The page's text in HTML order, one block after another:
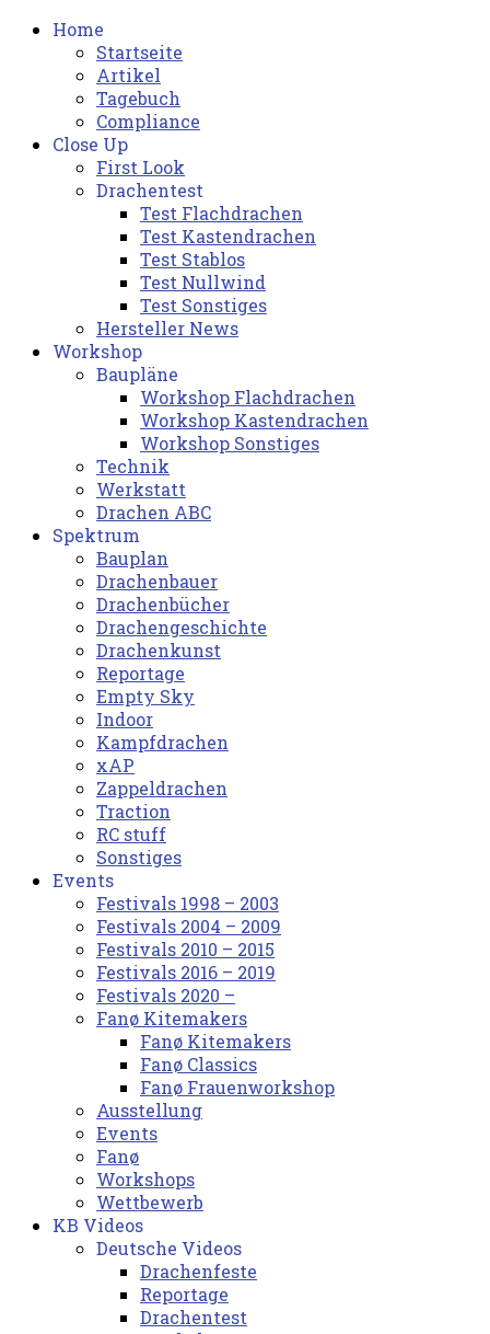
Home
Startseite
Artikel
Tagebuch
Compliance
Close Up
First Look
Drachentest
Test Flachdrachen
Test Kastendrachen
Test Stablos
Test Nullwind
Test Sonstiges
Hersteller News
Workshop
Baupläne
Workshop Flachdrachen
Workshop Kastendrachen
Workshop Sonstiges
Technik
Werkstatt
Drachen ABC
Spektrum
Bauplan
Drachenbauer
Drachenbücher
Drachengeschichte
Drachenkunst
Reportage
Empty Sky
Indoor
Kampfdrachen
xAP
Zappeldrachen
Traction
RC stuff
Sonstiges
Events
Festivals 1998 – 2003
Festivals 2004 – 2009
Festivals 2010 – 2015
Festivals 2016 – 2019
Festivals 2020 –
Fanø Kitemakers
Fanø Kitemakers
Fanø Classics
Fanø Frauenworkshop
Ausstellung
Events
Fanø
Workshops
Wettbewerb
KB Videos
Deutsche Videos
Drachenfeste
Reportage
Drachentest